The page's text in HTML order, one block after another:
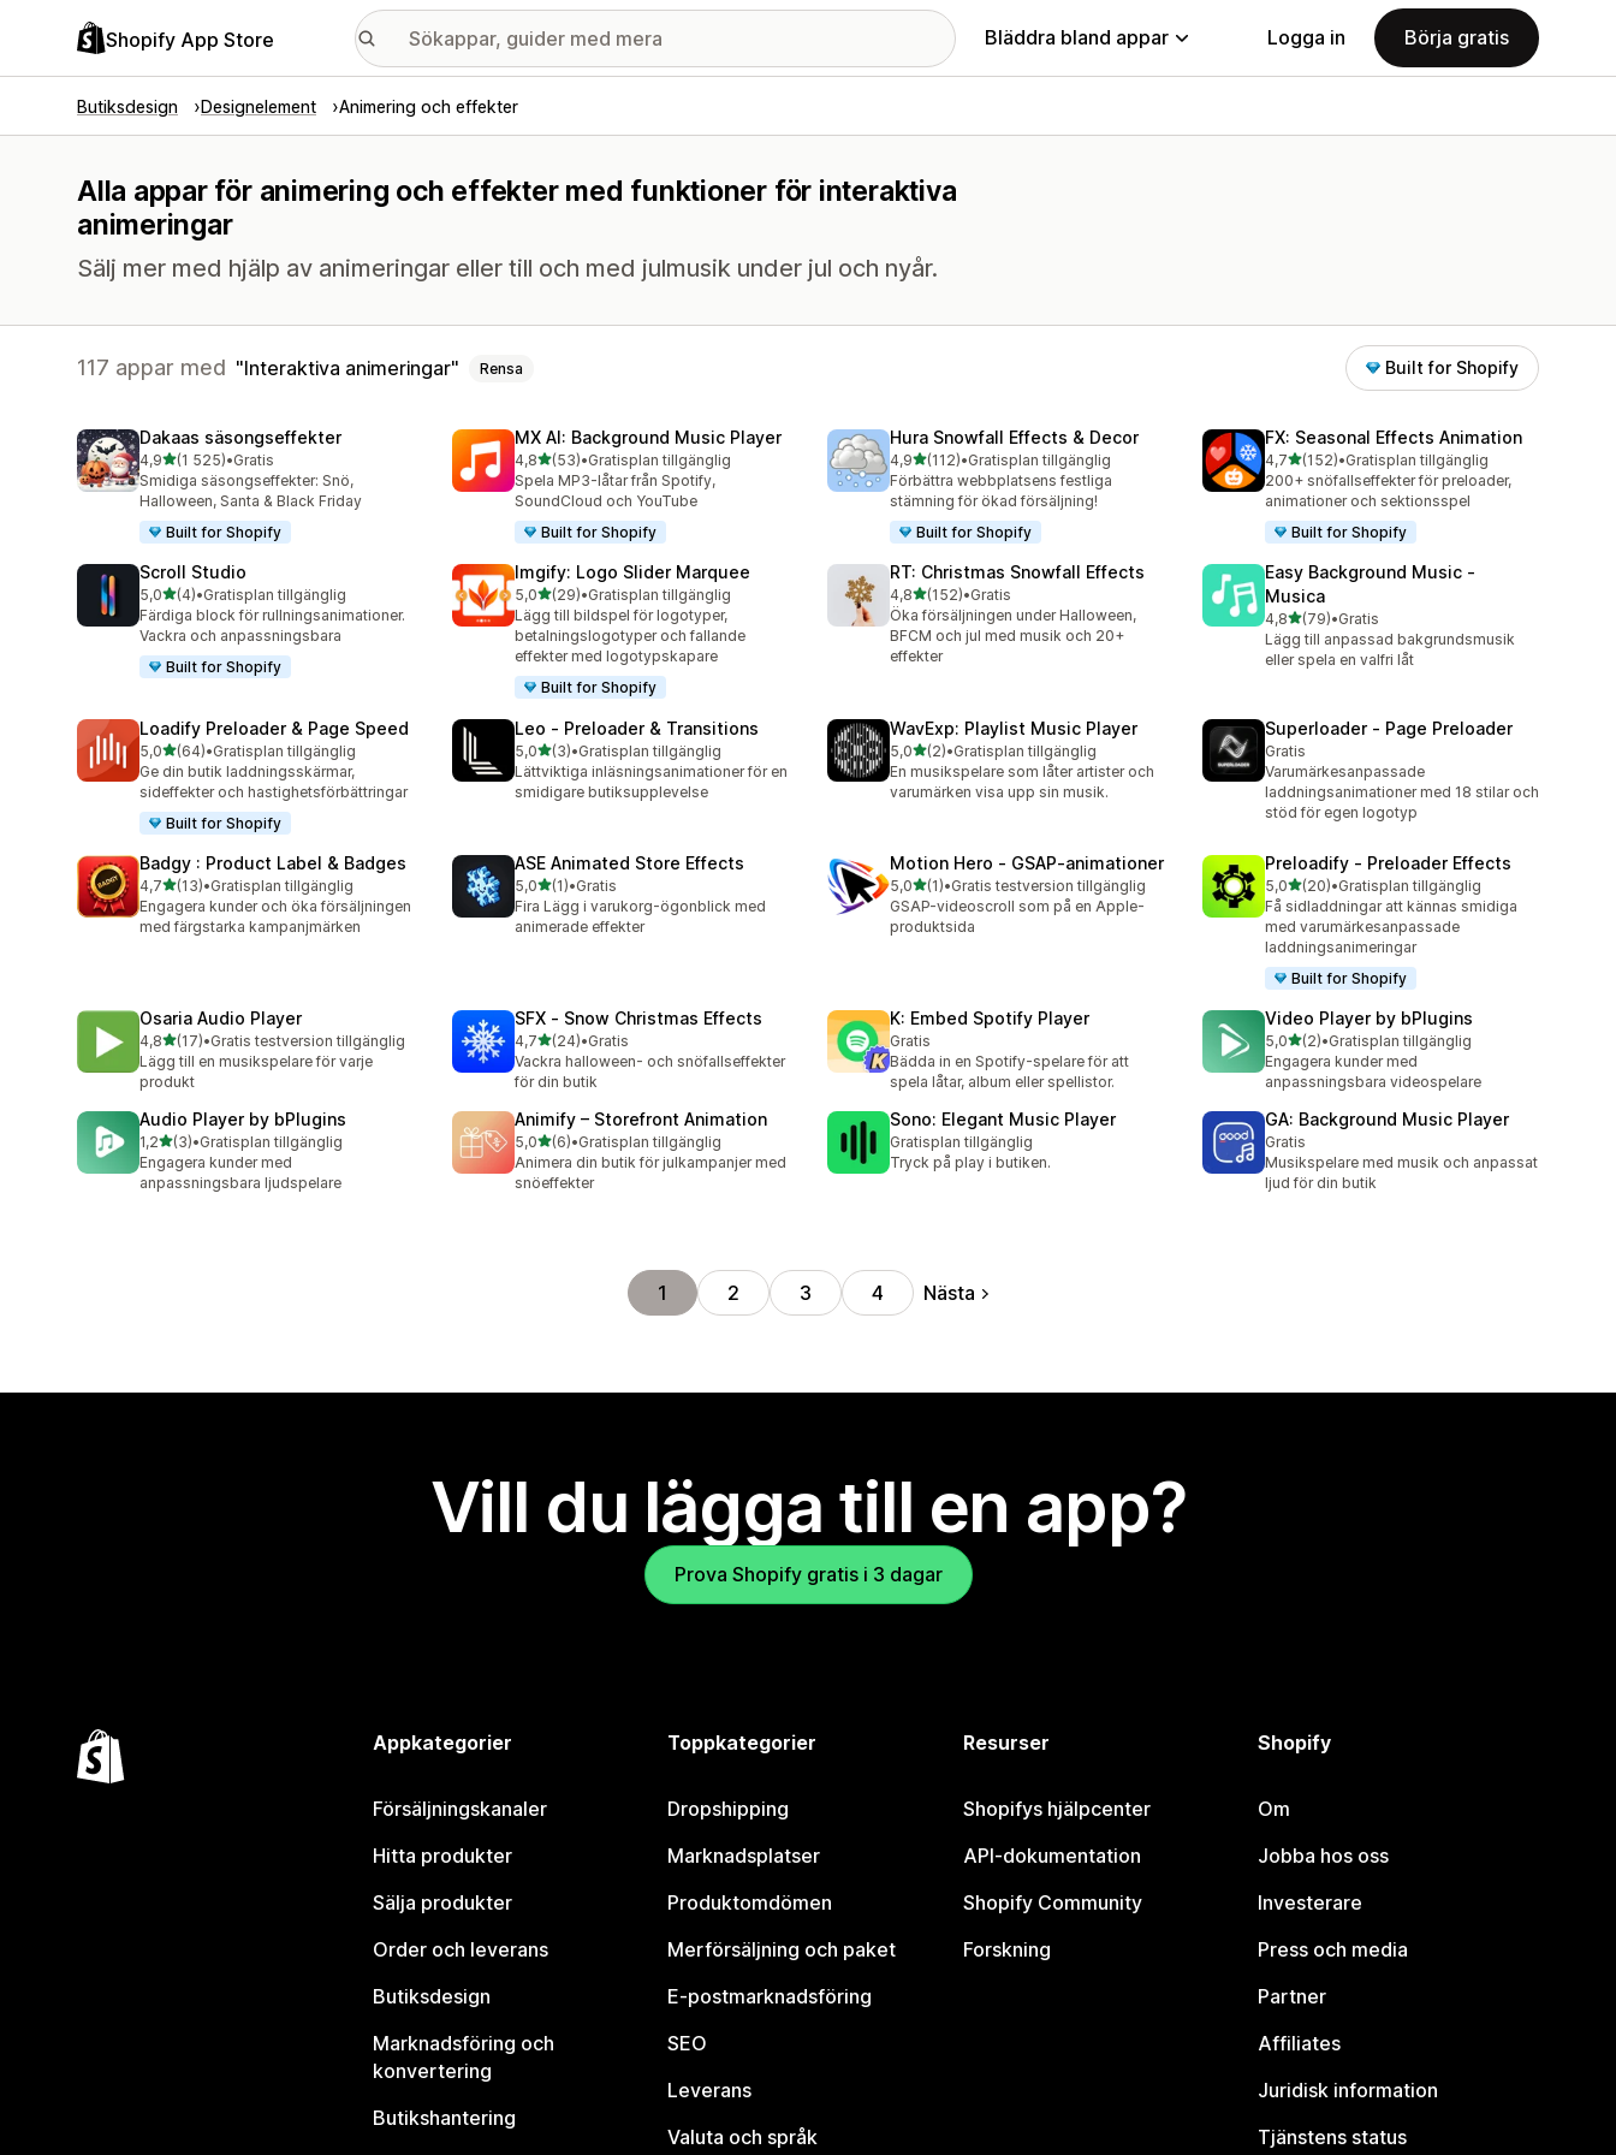
Shopify App Store Bläddra bland appar Logga in Börja gratis
Butiksdesign Designelement Animering och effekter
Alla appar för animering och effekter med funktioner för interaktiva
animeringar
Sälj mer med hjälp av animeringar eller till och med julmusik under jul och nyår.
117 appar med Interaktiva animeringar Rensa Built for Shopify
Dakaas säsongseffekter
4,9av 5 stjärnor
(1 525)
1525 recensioner totalt
•Gratis
Smidiga säsongseffekter: Snö,
Halloween, Santa & Black Friday
Built for Shopify
MX AI: Background Music Player
4,8av 5 stjärnor
(53)
53 recensioner totalt
•Gratisplan tillgänglig
Spela MP3-låtar från Spotify,
SoundCloud och YouTube
Built for Shopify
Hura Snowfall Effects & Decor
4,9av 5 stjärnor
(112)
112 recensioner totalt
•Gratisplan tillgänglig
Förbättra webbplatsens festliga
stämning för ökad försäljning!
Built for Shopify
FX: Seasonal Effects Animation
4,7av 5 stjärnor
(152)
152 recensioner totalt
•Gratisplan tillgänglig
200+ snöfallseffekter för preloader,
animationer och sektionsspel
Built for Shopify
Scroll Studio
5,0av 5 stjärnor
(4)
4 recensioner totalt
•Gratisplan tillgänglig
Färdiga block för rullningsanimationer.
Vackra och anpassningsbara
Built for Shopify
Imgify: Logo Slider Marquee
5,0av 5 stjärnor
(29)
29 recensioner totalt
•Gratisplan tillgänglig
Lägg till bildspel för logotyper,
betalningslogotyper och fallande
effekter med logotypskapare
Built for Shopify
RT: Christmas Snowfall Effects
4,8av 5 stjärnor
(152)
152 recensioner totalt
•Gratis
Öka försäljningen under Halloween,
BFCM och jul med musik och 20+
effekter
Easy Background Music ‑
Musica
4,8av 5 stjärnor
(79)
79 recensioner totalt
•Gratis
Lägg till anpassad bakgrundsmusik
eller spela en valfri låt
Loadify Preloader & Page Speed
5,0av 5 stjärnor
(64)
64 recensioner totalt
•Gratisplan tillgänglig
Ge din butik laddningsskärmar,
sideffekter och hastighetsförbättringar
Built for Shopify
Leo ‑ Preloader & Transitions
5,0av 5 stjärnor
(3)
3 recensioner totalt
•Gratisplan tillgänglig
Lättviktiga inläsningsanimationer för en
smidigare butiksupplevelse
WavExp: Playlist Music Player
5,0av 5 stjärnor
(2)
2 recensioner totalt
•Gratisplan tillgänglig
En musikspelare som låter artister och
varumärken visa upp sin musik.
Superloader ‑ Page Preloader
Gratis
Varumärkesanpassade
laddningsanimationer med 18 stilar och
stöd för egen logotyp
Badgy : Product Label & Badges
4,7av 5 stjärnor
(13)
13 recensioner totalt
•Gratisplan tillgänglig
Engagera kunder och öka försäljningen
med färgstarka kampanjmärken
ASE Animated Store Effects
5,0av 5 stjärnor
(1)
1 recensioner totalt
•Gratis
Fira Lägg i varukorg-ögonblick med
animerade effekter
Motion Hero ‑ GSAP‑animationer
5,0av 5 stjärnor
(1)
1 recensioner totalt
•Gratis testversion tillgänglig
GSAP-videoscroll som på en Apple-
produktsida
Preloadify ‑ Preloader Effects
5,0av 5 stjärnor
(20)
20 recensioner totalt
•Gratisplan tillgänglig
Få sidladdningar att kännas smidiga
med varumärkesanpassade
laddningsanimeringar
Built for Shopify
Osaria Audio Player
4,8av 5 stjärnor
(17)
17 recensioner totalt
•Gratis testversion tillgänglig
Lägg till en musikspelare för varje
produkt
SFX ‑ Snow Christmas Effects
4,7av 5 stjärnor
(24)
24 recensioner totalt
•Gratis
Vackra halloween- och snöfallseffekter
för din butik
K: Embed Spotify Player
Gratis
Bädda in en Spotify-spelare för att
spela låtar, album eller spellistor.
Video Player by bPlugins
5,0av 5 stjärnor
(2)
2 recensioner totalt
•Gratisplan tillgänglig
Engagera kunder med
anpassningsbara videospelare
Audio Player by bPlugins
1,2av 5 stjärnor
(3)
3 recensioner totalt
•Gratisplan tillgänglig
Engagera kunder med
anpassningsbara ljudspelare
Animify – Storefront Animation
5,0av 5 stjärnor
(6)
6 recensioner totalt
•Gratisplan tillgänglig
Animera din butik för julkampanjer med
snöeffekter
Sono: Elegant Music Player
Gratisplan tillgänglig
Tryck på play i butiken.
GA: Background Music Player
Gratis
Musikspelare med musik och anpassat
ljud för din butik
1 2 3 4 Nästa
Vill du lägga till en app?
Prova Shopify gratis i 3 dagar
Appkategorier
Försäljningskanaler
Hitta produkter
Sälja produkter
Order och leverans
Butiksdesign
Marknadsföring och
konvertering
Butikshantering
Toppkategorier
Dropshipping
Marknadsplatser
Produktomdömen
Merförsäljning och paket
E-postmarknadsföring
SEO
Leverans
Valuta och språk
Resurser
Shopifys hjälpcenter
API-dokumentation
Shopify Community
Forskning
Shopify
Om
Jobba hos oss
Investerare
Press och media
Partner
Affiliates
Juridisk information
Tjänstens status